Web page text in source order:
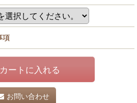
項
カートに入れる
お問い合わせ